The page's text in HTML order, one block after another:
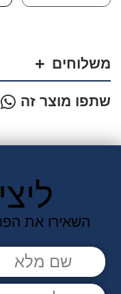
של
I'M
YOUR
HUCKLBERRY
משלוחים
שתפו מוצר זה
השאירו את